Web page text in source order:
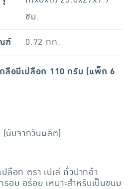
ซม.
ฑ์
0.72 กก.
ลือมีเปลือก 110 กรัม (แพ็ก 6
นับจากวันผลิต)
ลือก ตรา เปเล่ ถั่วปากอ้า
บ อร่อย เหมาะสำหรับเป็นขนม